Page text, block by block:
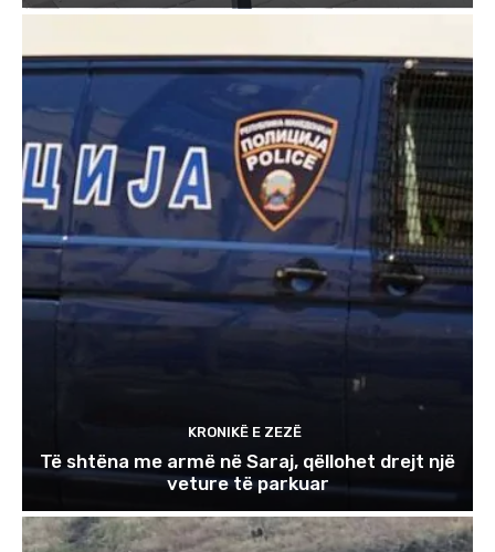
KRONIKË E ZEZË
Të shtëna me armë në Saraj, qëllohet drejt një
veture të parkuar